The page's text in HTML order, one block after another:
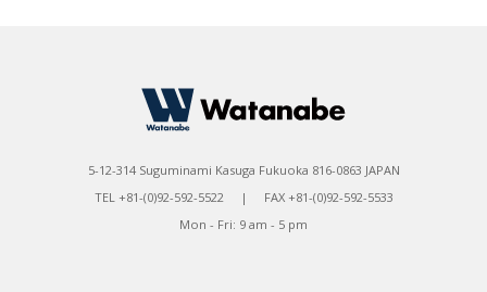
5-12-314 Suguminami Kasuga Fukuoka 816-0863 JAPAN
TEL +81-(0)92-592-5522 | FAX +81-(0)92-592-5533
Mon - Fri: 9 am - 5 pm